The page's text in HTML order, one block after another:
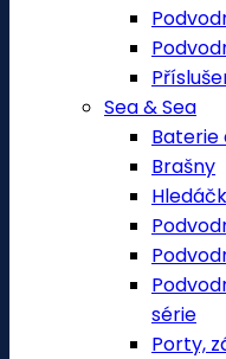
Sea & Sea
Baterie
Brašny
série
Porty,